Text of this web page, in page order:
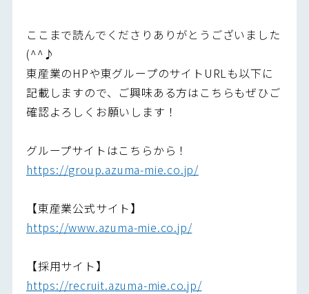
ここまで読んでくださりありがとうございました
(^^♪
東産業のHPや東グループのサイトURLも以下に
記載しますので、ご興味ある方はこちらもぜひご
確認よろしくお願いします！
グループサイトはこちらから！
https://group.azuma-mie.co.jp/
【東産業公式サイト】
https://www.azuma-mie.co.jp/
【採用サイト】
https://recruit.azuma-mie.co.jp/